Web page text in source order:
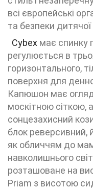
всі європейські
та безпеки дитячої
Cybex має спинку
регулюється в
горизонтального,
поверхня для
Капюшон має
москітною сіткою,
сонцезахисний
блок
як обличчям до
навколишнього
розташоване на
Priam з висотою